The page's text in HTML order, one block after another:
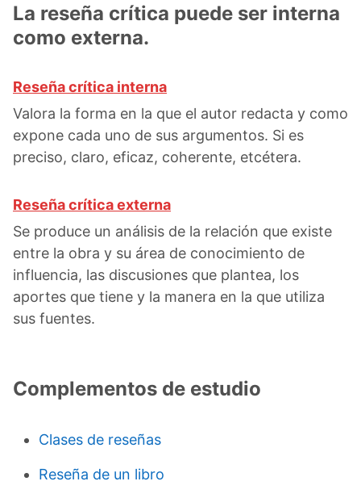
La reseña crítica puede ser interna
como externa.
Reseña crítica interna
Valora la forma en la que el autor redacta y como
expone cada uno de sus argumentos. Si es
preciso, claro, eficaz, coherente, etcétera.
Reseña crítica externa
Se produce un análisis de la relación que existe
entre la obra y su área de conocimiento de
influencia, las discusiones que plantea, los
aportes que tiene y la manera en la que utiliza
sus fuentes.
Complementos de estudio
Clases de reseñas
Reseña de un libro